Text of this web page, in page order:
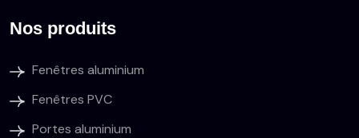
Nos produits
Fenêtres aluminium
Fenêtres PVC
Portes aluminium